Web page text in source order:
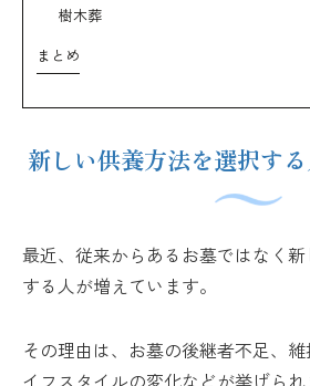
樹木葬
まとめ
新しい供養方法を選択す
最近、従来からあるお墓ではなく
する人が増えています。
その理由は、お墓の後継者不足、
イフスタイルの変化などが挙げられ